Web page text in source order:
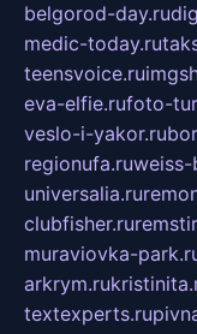
belgorod-day.ru
medic-today.ru
teensvoice.ru
eva-elfie.rufoto-
veslo-i-yakor.ru
regionufa.ruweiss-
universalia.ru
clubfisher.ru
muraviovka-
arkrym.ru
textexperts.ru